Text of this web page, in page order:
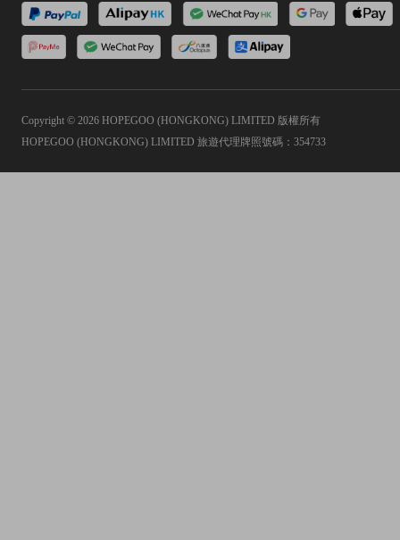
Copyright © 2026 HOPEGOO (HONGKONG) LIMITED 版權所有
HOPEGOO (HONGKONG) LIMITED 旅遊代理牌照號碼：354733